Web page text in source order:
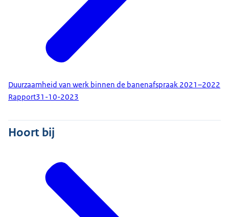
Duurzaamheid van werk binnen de banenafspraak 2021–2022
Rapport31-10-2023
Hoort bij